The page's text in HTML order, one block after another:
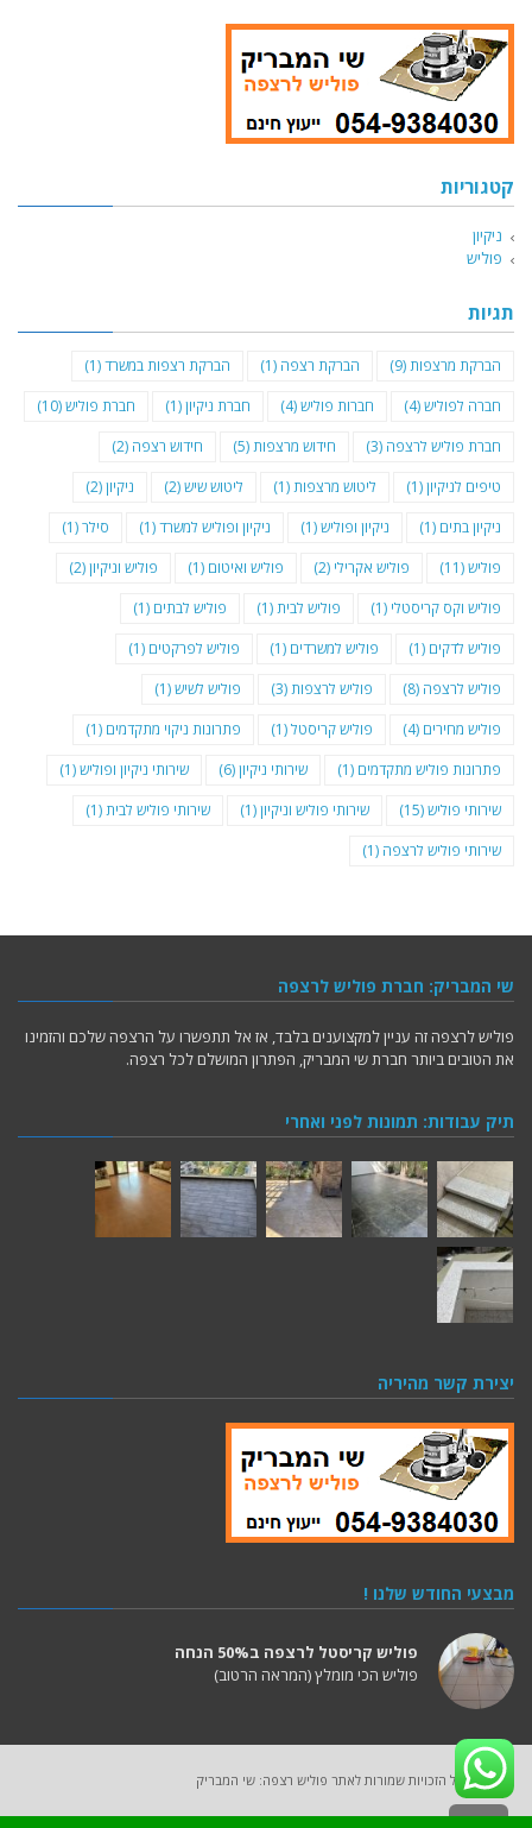
קטגוריות
ניקיון
פוליש
תגיות
הברקת מרצפות(9) הברקת רצפה (1) הברקת רצפות במשרד(1)
חברה לפוליש(4) חברות פוליש(4) חברת ניקיון(1) חברת פוליש(10)
חברת פוליש לרצפה (3) חידוש מרצפות(5) חידוש רצפה (2)
טיפים לניקיון(1) ליטוש מרצפות(1) ליטוש שיש(2) ניקיון(2)
ניקיון בתים (1) ניקיון ופוליש(1) ניקיון ופוליש למשרד(1) סילר(1)
פוליש(11) פוליש אקרילי (2) פוליש ואיטום (1) פוליש וניקיון(2)
פוליש וקס קריסטלי (1) פוליש לבית(1) פוליש לבתים (1)
פוליש לדקים (1) פוליש למשרדים (1) פוליש לפרקטים (1)
פוליש לרצפה (8) פוליש לרצפות(3) פוליש לשיש(1)
פוליש מחירים (4) פוליש קריסטל(1) פתרונות ניקוי מתקדמים (1)
פתרונות פוליש מתקדמים (1) שירותי ניקיון(6) שירותי ניקיון ופוליש(1)
שירותי פוליש(15) שירותי פוליש וניקיון(1) שירותי פוליש לבית(1)
שירותי פוליש לרצפה (1)
שי המבריק: חברת פוליש לרצפה
פוליש לרצפה זה עניין למקצוענים בלבד, אז אל תתפשרו על הרצפה שלכם והזמינו
את הטובים ביותר חברת שי המבריק, הפתרון המושלם לכל רצפה.
תיק עבודות: תמונות לפני ואחרי
יצירת קשר מהיריה
מבצעי החודש שלנו !
פוליש קריסטל לרצפה ב50% הנחה
פוליש הכי מומלץ (המראה הרטוב)
חידוש מרצפות ישנות ב30% הנחה
שדרוג הרצפה 100% תוצאות
2025 (C) כל הזכויות שמורות לאתר פוליש רצפה: שי המבריק